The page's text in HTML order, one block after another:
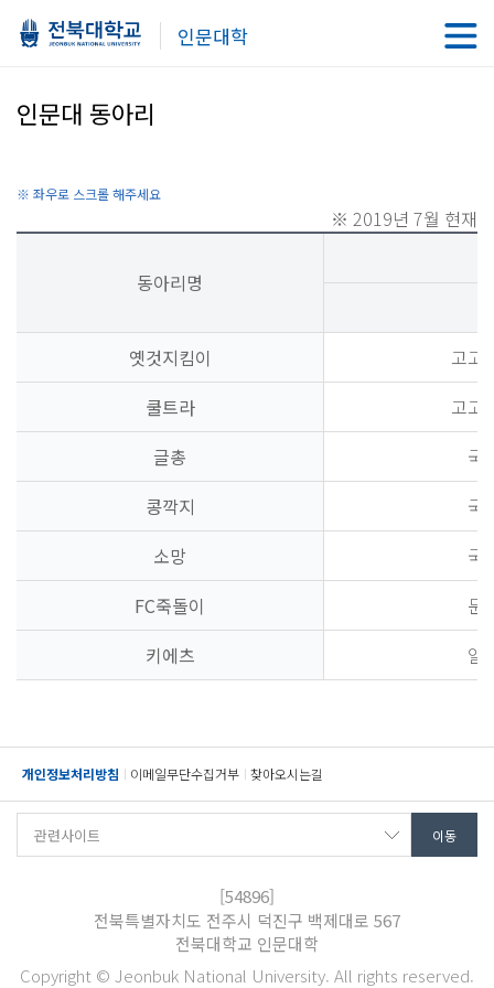
인문대학
인문대 동아리
※ 2019년 7월 현재
동아리명
옛것지킴이
고고
쿨트라
고고
글총
국
콩깍지
국
소망
국
FC죽돌이
문
키에츠
일
개인정보처리방침 이메일무단수집거부 찾아오시는길
[54896]
전북특별자치도 전주시 덕진구 백제대로 567
전북대학교 인문대학
Copyright © Jeonbuk National University. All rights reserved.